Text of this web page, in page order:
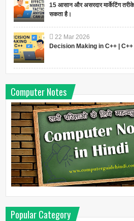
15 आसान और असरदार मार्केटिंग
सकता है।
22 Mar 2026
Decision Making in C++ | C++
Computer Notes
Popular Category